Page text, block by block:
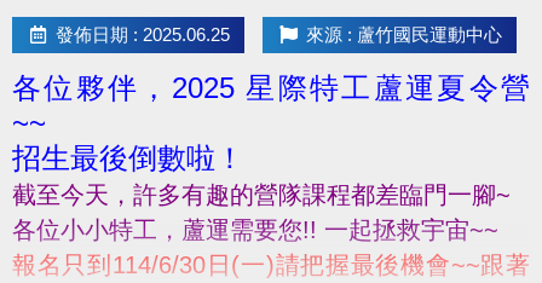
發佈日期 : 2025.06.25 來源 : 蘆竹國民運動中心
各位夥伴，2025 星際特工蘆運夏令營
~~
招生最後倒數啦！
截至今天，許多有趣的營隊課程都差臨門一腳~
各位小小特工‍，蘆運需要您!! 一起拯救宇宙~~
報名只到114/6/30日(一)請把握最後機會~~跟著